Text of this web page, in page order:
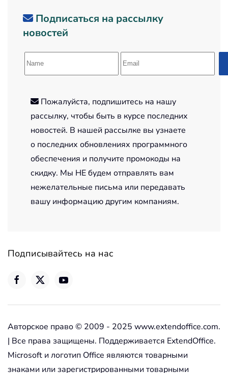
Подписаться на рассылку
новостей
Пожалуйста, подпишитесь на нашу
рассылку, чтобы быть в курсе последних
новостей. В нашей рассылке вы узнаете
о последних обновлениях программного
обеспечения и получите промокоды на
скидку. Мы НЕ будем отправлять вам
нежелательные письма или передавать
вашу информацию другим компаниям.
Подписывайтесь на нас
Авторское право © 2009 - 2025 www.extendoffice.com.
| Все права защищены. Поддерживается ExtendOffice.
Microsoft и логотип Office являются товарными
знаками или зарегистрированными товарными